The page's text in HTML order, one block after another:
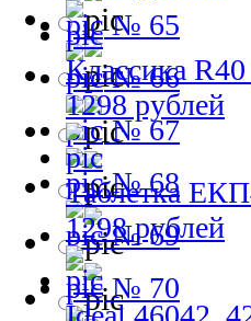
№ 65
№ 66
№ 67
№ 68
№ 69
№ 70
Классика
1298 рублей
Таблетка
1298 рублей